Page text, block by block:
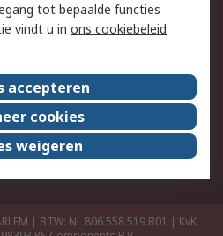
Over ons
Werken bij RS
| BTW: NL 806 558 519.B01 | KvK
tot bepaalde functies
vindt u in ons cookiebeleid
accepteren
cookies
weigeren